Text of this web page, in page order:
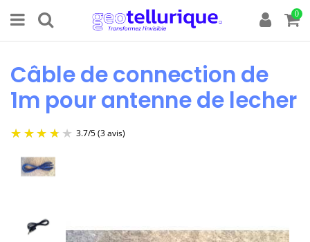
0
Câble de connection de
1m pour antenne de lecher